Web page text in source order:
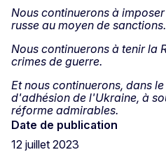
Nous continuerons à
russe au moyen de sanctions.
Nous continuerons à tenir la
crimes de guerre.
Et nous continuerons, dans
d'adhésion de l'Ukraine, à
réforme admirables.
Date de publication
12 juillet 2023